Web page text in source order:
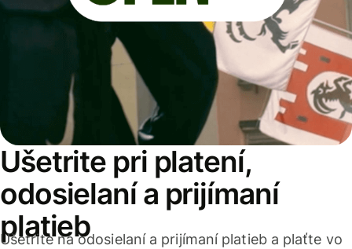
Ušetrite pri platení,
odosielaní a prijímaní
platieb
Ušetrite na odosielaní a prijímaní platieb a plaťte vo